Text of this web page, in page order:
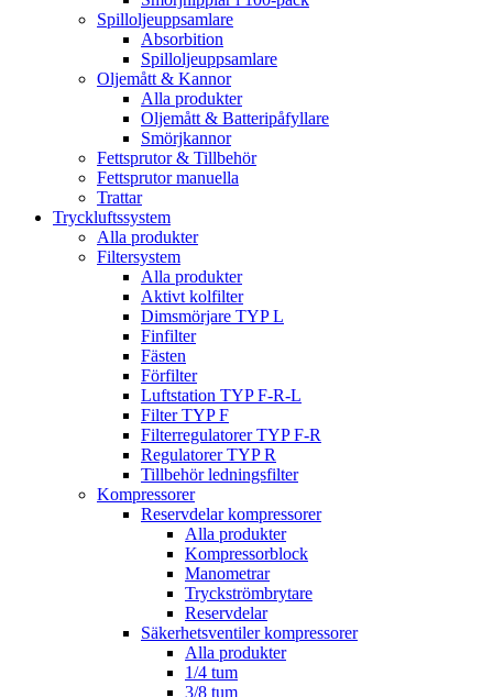
Spilloljeuppsamlare
Absorbition
Spilloljeuppsamlare
Oljemått & Kannor
Alla produkter
Oljemått & Batteripåfyllare
Smörjkannor
Fettsprutor & Tillbehör
Fettsprutor manuella
Trattar
Tryckluftssystem
Alla produkter
Filtersystem
Alla produkter
Aktivt kolfilter
Dimsmörjare TYP L
Finfilter
Fästen
Förfilter
Luftstation TYP F-R-L
Filter TYP F
Filterregulatorer TYP F-R
Regulatorer TYP R
Tillbehör ledningsfilter
Kompressorer
Reservdelar kompressorer
Alla produkter
Kompressorblock
Manometrar
Tryckströmbrytare
Reservdelar
Säkerhetsventiler kompressorer
Alla produkter
1/4 tum
3/8 tum